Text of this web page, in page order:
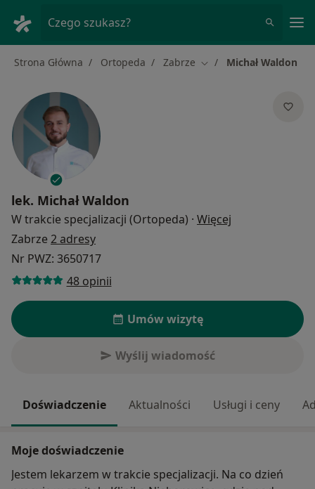
Czego szukasz?
Strona Główna Ortopeda Zabrze Zmień miasto
Michał Waldon
lek. Michał Waldon
W trakcie specjalizacji (Ortopeda) · Więcej
Zabrze 2 adresy
Nr PWZ: 3650717
48 opinii
Umów wizytę
Wyślij wiadomość
Doświadczenie Aktualności Usługi i ceny
Moje doświadczenie
Jestem lekarzem w trakcie specjalizacji. Na co dzień